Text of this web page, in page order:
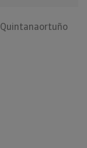
Quintanaortuño